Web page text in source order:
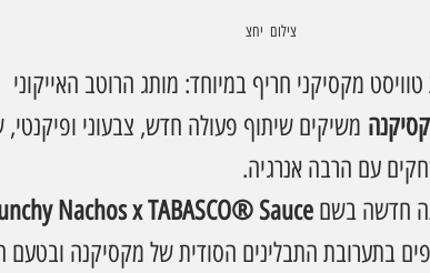
צילום  יחצ
מקסיקני חריף במיוחד: מותג הרוטב האייקוני
משיקים שיתוף פעולה חדש, צבעוני ופיקנטי,
עם הרבה אנרגיה.
חדשה בשם Nachos x TABASCO® Sauce
בתערובת התבלינים הסודית של מקסיקנה ובטעם